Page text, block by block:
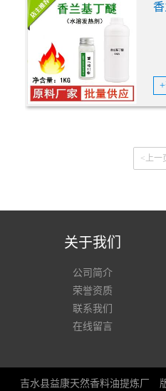
<上一
关于我们
公司简介
荣誉资质
联系我们
在线留言
吉水县益康天然香料油提炼厂